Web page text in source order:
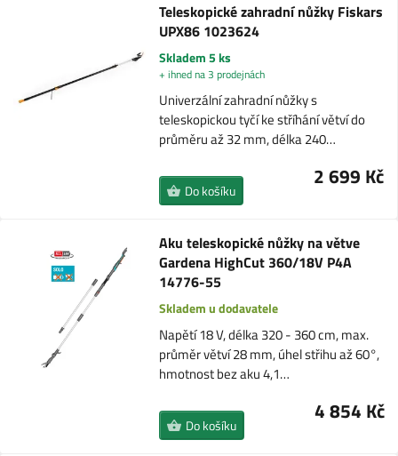
Teleskopické zahradní nůžky Fiskars
UPX86 1023624
Skladem 5 ks
+ ihned na 3 prodejnách
Univerzální zahradní nůžky s
teleskopickou tyčí ke stříhání větví do
průměru až 32 mm, délka 240…
2 699 Kč
Do košíku
Aku teleskopické nůžky na větve
Gardena HighCut 360/18V P4A
14776-55
Skladem u dodavatele
Napětí 18 V, délka 320 - 360 cm, max.
průměr větví 28 mm, úhel střihu až 60°,
hmotnost bez aku 4,1…
4 854 Kč
Do košíku